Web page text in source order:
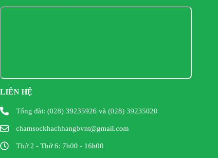
LIÊN HỆ
Tổng đài: (028) 39235926 và (028) 39235020
chamsockhachhangbvnt@gmail.com
Thứ 2 - Thứ 6: 7h00 - 16h00